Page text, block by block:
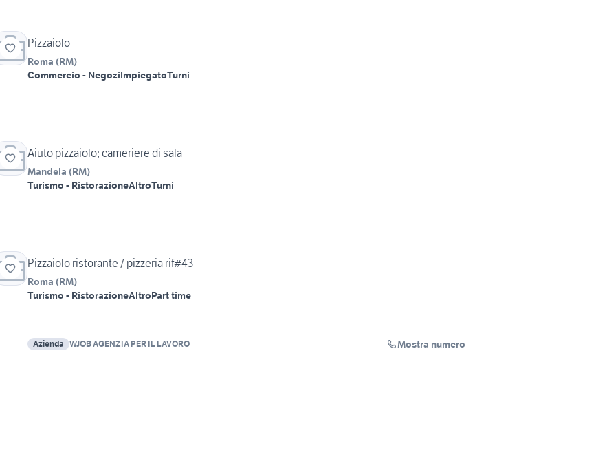
Pizzaiolo
Roma (RM)
Commercio - NegoziImpiegatoTurni
Aiuto pizzaiolo; cameriere di sala
Mandela (RM)
Turismo - RistorazioneAltroTurni
Pizzaiolo ristorante / pizzeria rif#43
Roma (RM)
Turismo - RistorazioneAltroPart time
Azienda WJOB AGENZIA PER IL LAVORO Mostra numero